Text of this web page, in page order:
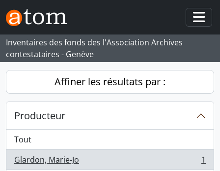
Skip to main content
Inventaires des fonds des l'Association Archives
contestataires - Genève
Affiner les résultats par :
Producteur
Tout
Glardon, Marie-Jo
, 1 résultats
1